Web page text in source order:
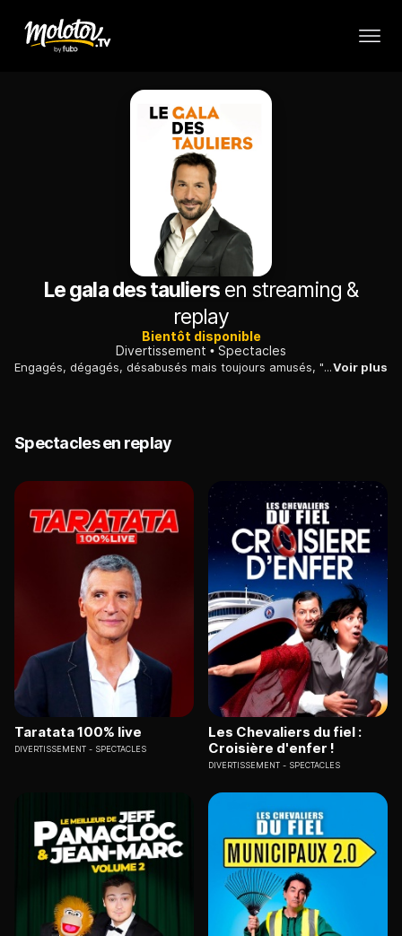
Le gala des tauliersen streaming &
replay
Bientôt disponible
Divertissement
Spectacles
Engagés, dégagés, désabusés mais toujours amusés, "les tauliers" du Théâtre des 2 Anes se réunissent pour une soirée, autour de Régis Mailhot. Leur objectif : dérider tous ceux que l'actualité politique met au désespoir grâce à leur humour acéré et à leurs répliques qui font toujours mouche.Voir plus
Spectacles en replay
Taratata 100% live
DIVERTISSEMENT SPECTACLES
Les Chevaliers du fiel :
Croisière d'enfer !
DIVERTISSEMENT SPECTACLES